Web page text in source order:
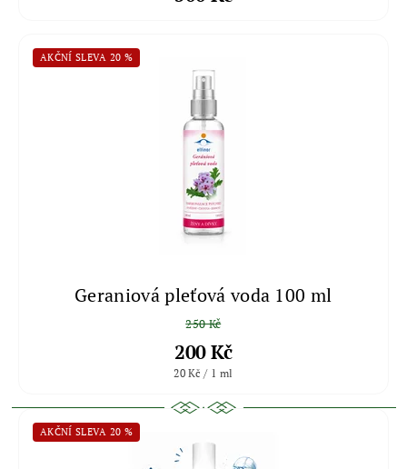
AKČNÍ SLEVA 20 %
Geraniová pleťová voda 100 ml
250 Kč
200 Kč
20 Kč / 1 ml
AKČNÍ SLEVA 20 %